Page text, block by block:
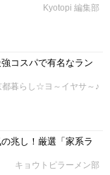
Kyotopi 編集部
コスパで有名なラン
都暮らし☆ヨ～イヤサ～♪
兆し！厳選「家系ラ
キョウトピラーメン部